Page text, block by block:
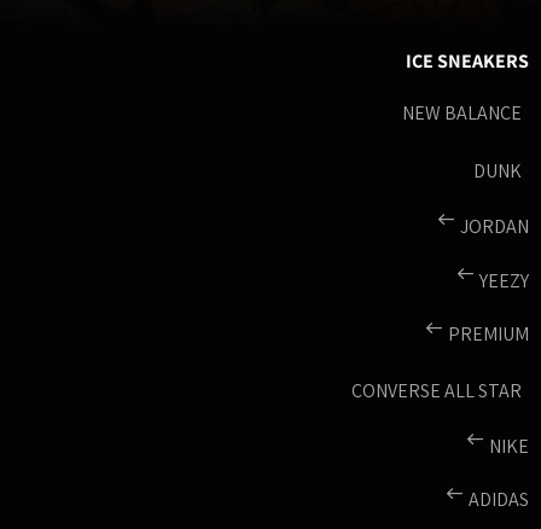
ICE SNEAKERS
NEW BALANCE
DUNK
JORDAN
YEEZY
PREMIUM
CONVERSE ALL STAR
NIKE
ADIDAS